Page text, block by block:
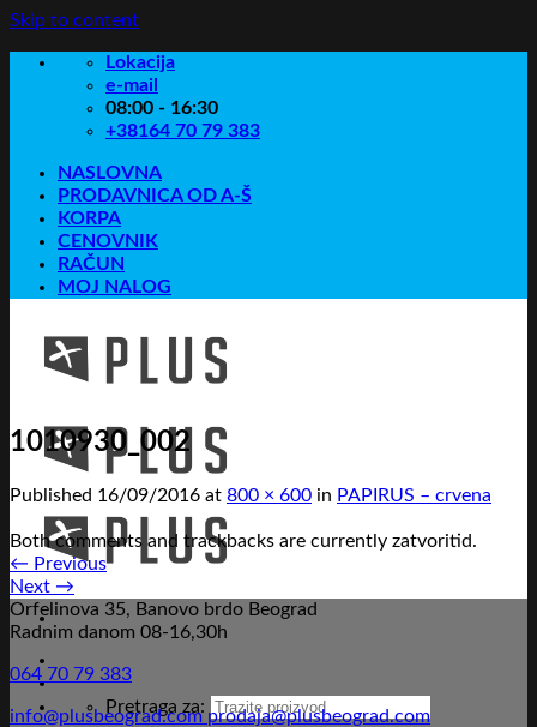
Skip to content
Lokacija
e-mail
08:00 - 16:30
+38164 70 79 383
NASLOVNA
PRODAVNICA OD A-Š
KORPA
CENOVNIK
RAČUN
MOJ NALOG
Pretraga za:
1010930_002
Published 16/09/2016 at 800 × 600 in PAPIRUS – crvena
Both comments and trackbacks are currently zatvoritid.
← Previous
Next →
Orfelinova 35, Banovo brdo Beograd
Radnim danom 08-16,30h
064 70 79 383
info@plusbeograd.com prodaja@plusbeograd.com